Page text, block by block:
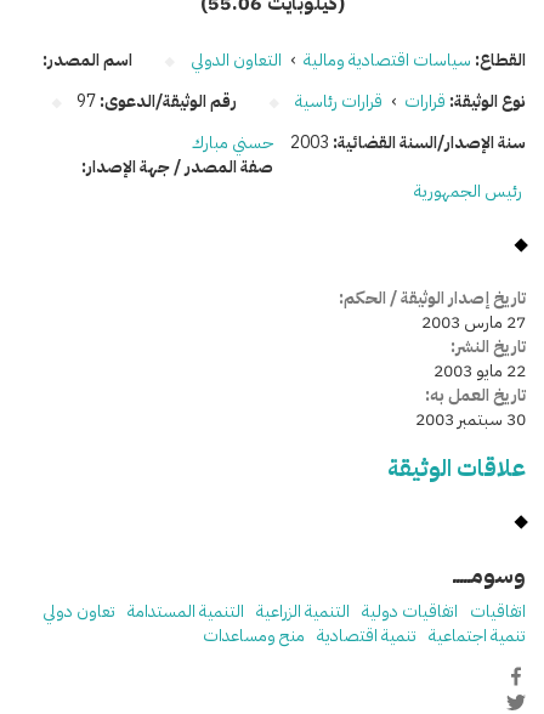
القطاع: سياسات اقتصادية ومالية › التعاون الدولي
نوع الوثيقة: قرارات › قرارات رئاسية رقم الوثيقة/الدعوى:97
سنة الإصدار/السنة القضائية: 2003
اسم المصدر:
حسني مبارك
صفة المصدر / جهة الإصدار:
رئيس الجمهورية
تاريخ إصدار الوثيقة / الحكم:
27 مارس 2003
تاريخ النشر:
22 مايو 2003
تاريخ العمل به:
30 سبتمبر 2003
علاقات الوثيقة
وسومـــــ
اتفاقيات اتفاقيات دولية التنمية الزراعية التنمية المستدامة تعاون دولي
تنمية اجتماعية تنمية اقتصادية منح ومساعدات